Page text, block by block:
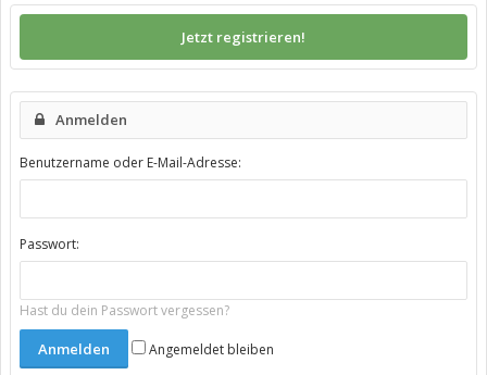
Jetzt registrieren!
Anmelden
Benutzername oder E-Mail-Adresse:
Passwort:
Hast du dein Passwort vergessen?
Angemeldet bleiben